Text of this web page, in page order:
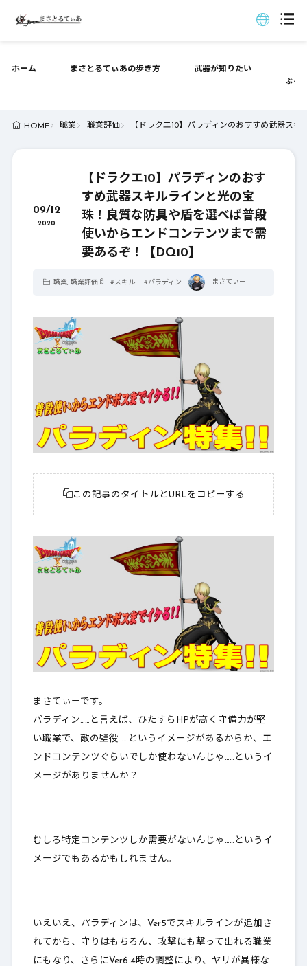
ホーム まさとるてぃあの歩き方 武器が知りたい
ぶっ
HOME 職業 職業評価 【ドラクエ10】パラディンのおすすめ武器ス
09/12
2020
【ドラクエ10】パラディンのおす
すめ武器スキルラインと光の宝
珠！良質な防具や盾を選べば普段
使いからエンドコンテンツまで需
要あるぞ！【DQ10】
職業, 職業評価 #スキル #パラディン まさてぃー
この記事のタイトルとURLをコピーする
まさてぃーです。
パラディン……と言えば、ひたすらHPが高く守備力が堅
い職業で、敵の壁役……というイメージがあるからか、 エ
ンドコンテンツぐらいでしか使わないんじゃ ……というイ
メージがありませんか？
むしろ特定コンテンツしか需要がないんじゃ……というイ
メージでもあるかもしれません。
いえいえ、パラディンは、Ver5でスキルラインが追加さ
れてから、守りはもちろん、攻撃にも撃って出れる職業
にもなり、さらにVer6.4時の調整により、ヤリが異様な